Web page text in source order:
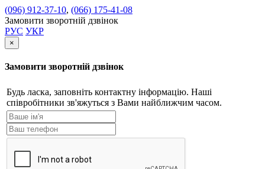
(096) 912-37-10, (066) 175-41-08
Замовити зворотній дзвінок
РУС УКР
×
Замовити зворотній дзвінок
Будь ласка, заповніть контактну інформацію. Наші
співробітники зв'яжуться з Вами найближчим часом.